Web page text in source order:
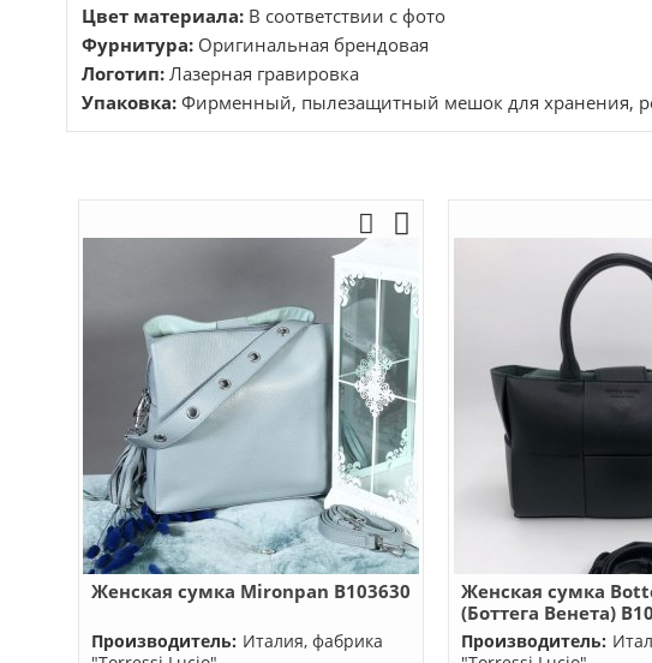
Цвет материала:В соответствии с фото
Фурнитура:Оригинальная брендовая
Логотип:Лазерная гравировка
Упаковка:Фирменный, пылезащитный мешок для хранения,
Женская сумка Mironpan B103630
Производитель: Италия, фабрика
Женская сумка
(Боттега Венета)
Производитель: